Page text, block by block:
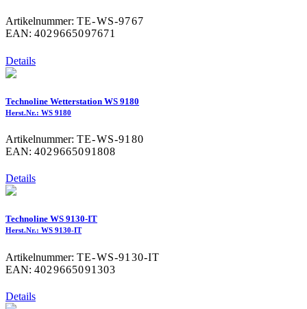
Artikelnummer: TE-WS-9767
EAN: 4029665097671
Details
Technoline Wetterstation WS 9180
Herst.Nr.: WS 9180
Artikelnummer: TE-WS-9180
EAN: 4029665091808
Details
Technoline WS 9130-IT
Herst.Nr.: WS 9130-IT
Artikelnummer: TE-WS-9130-IT
EAN: 4029665091303
Details